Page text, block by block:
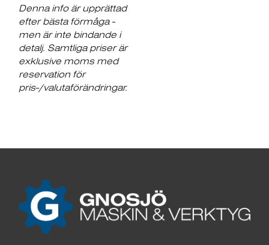
Denna info är upprättad
efter bästa förmåga -
men är inte bindande i
detalj. Samtliga priser är
exklusive moms med
reservation för
pris-/valutaförändringar.